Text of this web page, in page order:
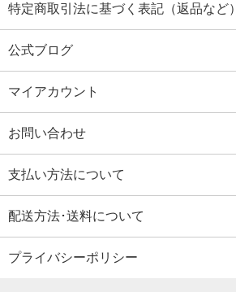
特定商取引法に基づく表記（返品など）
公式ブログ
マイアカウント
お問い合わせ
支払い方法について
配送方法･送料について
プライバシーポリシー